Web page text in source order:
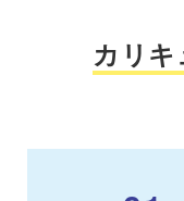
カリキ